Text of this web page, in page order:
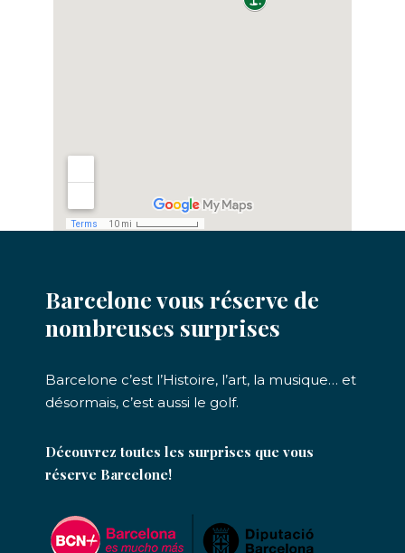
Barcelone vous réserve de
nombreuses surprises
Barcelone c’est l’Histoire, l’art, la musique… et
désormais, c’est aussi le golf.
Découvrez toutes les surprises que vous
réserve Barcelone!